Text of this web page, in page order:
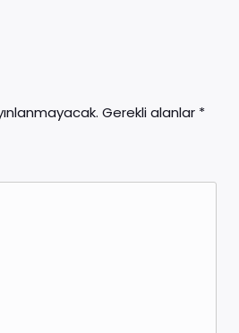
Gerekli alanlar *